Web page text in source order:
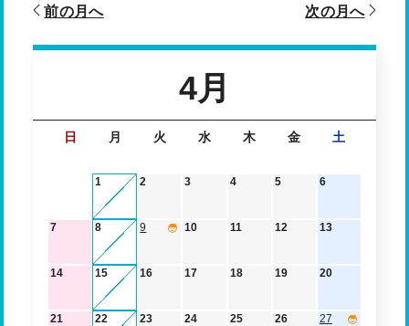
前の月へ 次の月へ
4月
日 月 火 水 木 金 土
1 2 3 4 5 6
7 8 9 10 11 12 13
14 15 16 17 18 19 20
21 22 23 24 25 26 27